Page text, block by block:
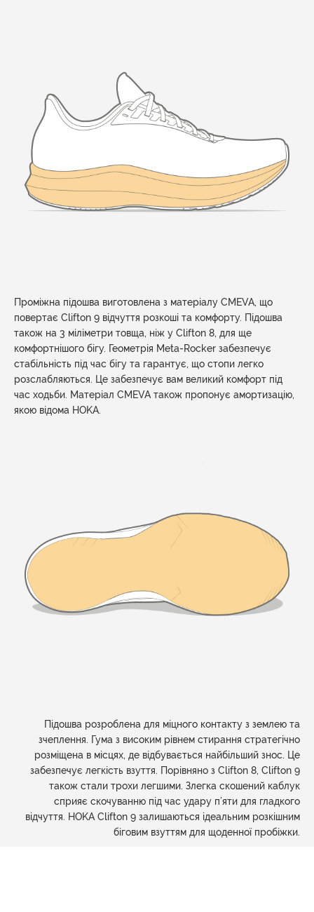
Проміжна підошва виготовлена з матеріалу CMEVA, що
повертає Clifton 9 відчуття розкоші та комфорту. Підошва
також на 3 міліметри товща, ніж у Clifton 8, для ще
комфортнішого бігу. Геометрія Meta-Rocker забезпечує
стабільність під час бігу та гарантує, що стопи легко
розслабляються. Це забезпечує вам великий комфорт під
час ходьби. Матеріал CMEVA також пропонує амортизацію,
якою відома HOKA.
Підошва розроблена для міцного контакту з землею та
зчеплення. Гума з високим рівнем стирання стратегічно
розміщена в місцях, де відбувається найбільший знос. Це
забезпечує легкість взуття. Порівняно з Clifton 8, Clifton 9
також стали трохи легшими. Злегка скошений каблук
сприяє скочуванню під час удару п’яти для гладкого
відчуття. HOKA Clifton 9 залишаються ідеальним розкішним
біговим взуттям для щоденної пробіжки.